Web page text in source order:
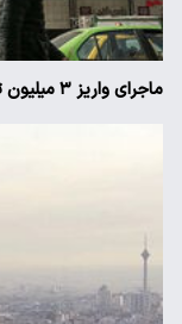
ماجرای واریز ۳ میلیون تومانی سود سهام عدالت چیست؟